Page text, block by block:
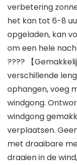
verbetering
het kan tot 6-8
opgeladen, kan
om een ​​hele
???? 【
verschillende
ophangen, voeg
windgong.
windgong
verplaatsen.
met draaibare
draaien in de